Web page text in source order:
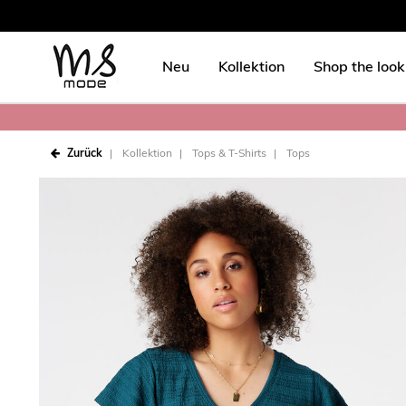
Neu Kollektion Shop the look
Zurück Kollektion Tops & T-Shirts Tops